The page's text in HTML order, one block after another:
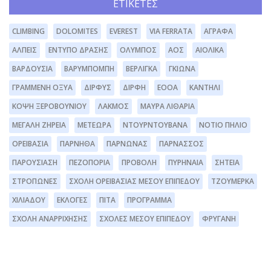
ΕΤΙΚΈΤΕΣ
CLIMBING DOLOMITES EVEREST VIA FERRATA
ΆΓΡΑΦΑ
ΆΛΠΕΙΣ
ΈΝΤΥΠΟ ΔΡΆΣΗΣ ΌΛΥΜΠΟΣ ΑΟΣ
ΑΙΟΛΙΚΆ
ΒΑΡΔΟΎΣΙΑ
ΒΑΡΥΜΠΌΜΠΗ ΒΕΡΛΊΓΚΑ
ΓΚΙΏΝΑ
ΓΡΑΜΜΈΝΗ ΟΞΥΆ
ΔΊΡΦΥΣ ΔΙΡΦΗ ΕΟΟΑ
ΚΑΝΤΉΛΙ
ΚΌΨΗ ΞΕΡΟΒΟΥΝΊΟΥ
ΛΆΚΜΟΣ
ΜΑΥΡΑ ΛΙΘΆΡΙΑ
ΜΕΓΆΛΗ ΖΉΡΕΙΑ
ΜΕΤΈΩΡΑ ΝΤΟΥΡΝΤΟΥΒΆΝΑ
ΝΌΤΙΟ ΠΉΛΙΟ
ΟΡΕΙΒΑΣΊΑ
ΠΆΡΝΗΘΑ ΠΆΡΝΩΝΑΣ
ΠΑΡΝΑΣΣΌΣ
ΠΑΡΟΥΣΊΑΣΗ
ΠΕΖΟΠΟΡΊΑ ΠΡΟΒΟΛΉ ΠΥΡΗΝΑΊΑ
ΣΗΤΕΊΑ
ΣΤΡΌΠΩΝΕΣ
ΣΧΟΛΉ ΟΡΕΙΒΑΣΊΑΣ ΜΈΣΟΥ ΕΠΙΠΈΔΟΥ
ΤΖΟΥΜΈΡΚΑ
ΧΙΛΙΑΔΟΎ
ΕΚΛΟΓΈΣ ΠΊΤΑ
ΠΡΌΓΡΑΜΜΑ
ΣΧΟΛΉ ΑΝΑΡΡΊΧΗΣΗΣ
ΣΧΟΛΕΣ ΜΕΣΟΥ ΕΠΙΠΕΔΟΥ ΦΡΥΓΑΝΗ